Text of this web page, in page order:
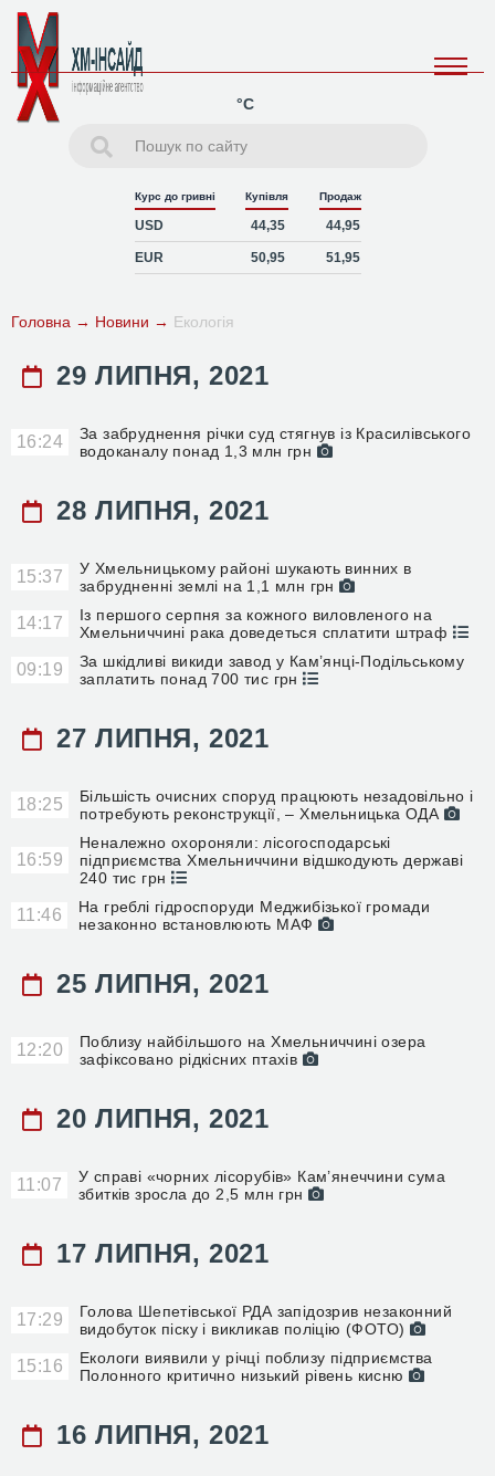
°C
Курс до гривні Купівля Продаж
USD 44,35 44,95
EUR 50,95 51,95
Головна → Новини → Екологія
29 ЛИПНЯ, 2021
16:24
За забруднення річки суд стягнув із Красилівського
водоканалу понад 1,3 млн грн
28 ЛИПНЯ, 2021
15:37
У Хмельницькому районі шукають винних в
забрудненні землі на 1,1 млн грн
14:17
Із першого серпня за кожного виловленого на
Хмельниччині рака доведеться сплатити штраф
09:19
За шкідливі викиди завод у Кам’янці-Подільському
заплатить понад 700 тис грн
27 ЛИПНЯ, 2021
18:25
Більшість очисних споруд працюють незадовільно і
потребують реконструкції, – Хмельницька ОДА
16:59
Неналежно охороняли: лісогосподарські
підприємства Хмельниччини відшкодують державі
240 тис грн
11:46
На греблі гідроспоруди Меджибізької громади
незаконно встановлюють МАФ
25 ЛИПНЯ, 2021
12:20
Поблизу найбільшого на Хмельниччині озера
зафіксовано рідкісних птахів
20 ЛИПНЯ, 2021
11:07
У справі «чорних лісорубів» Кам’янеччини сума
збитків зросла до 2,5 млн грн
17 ЛИПНЯ, 2021
17:29
Голова Шепетівської РДА запідозрив незаконний
видобуток піску і викликав поліцію (ФОТО)
15:16
Екологи виявили у річці поблизу підприємства
Полонного критично низький рівень кисню
16 ЛИПНЯ, 2021